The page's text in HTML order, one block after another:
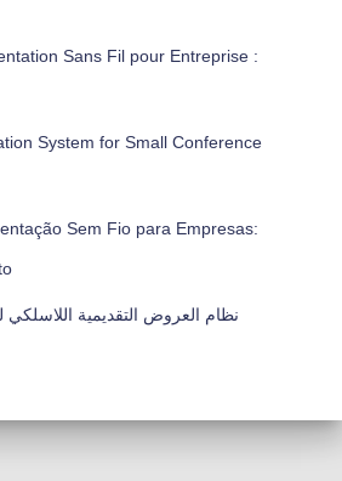
Sans Fil pour Entreprise :
System for Small Conference
Sem Fio para Empresas:
نظام العروض التقديمية